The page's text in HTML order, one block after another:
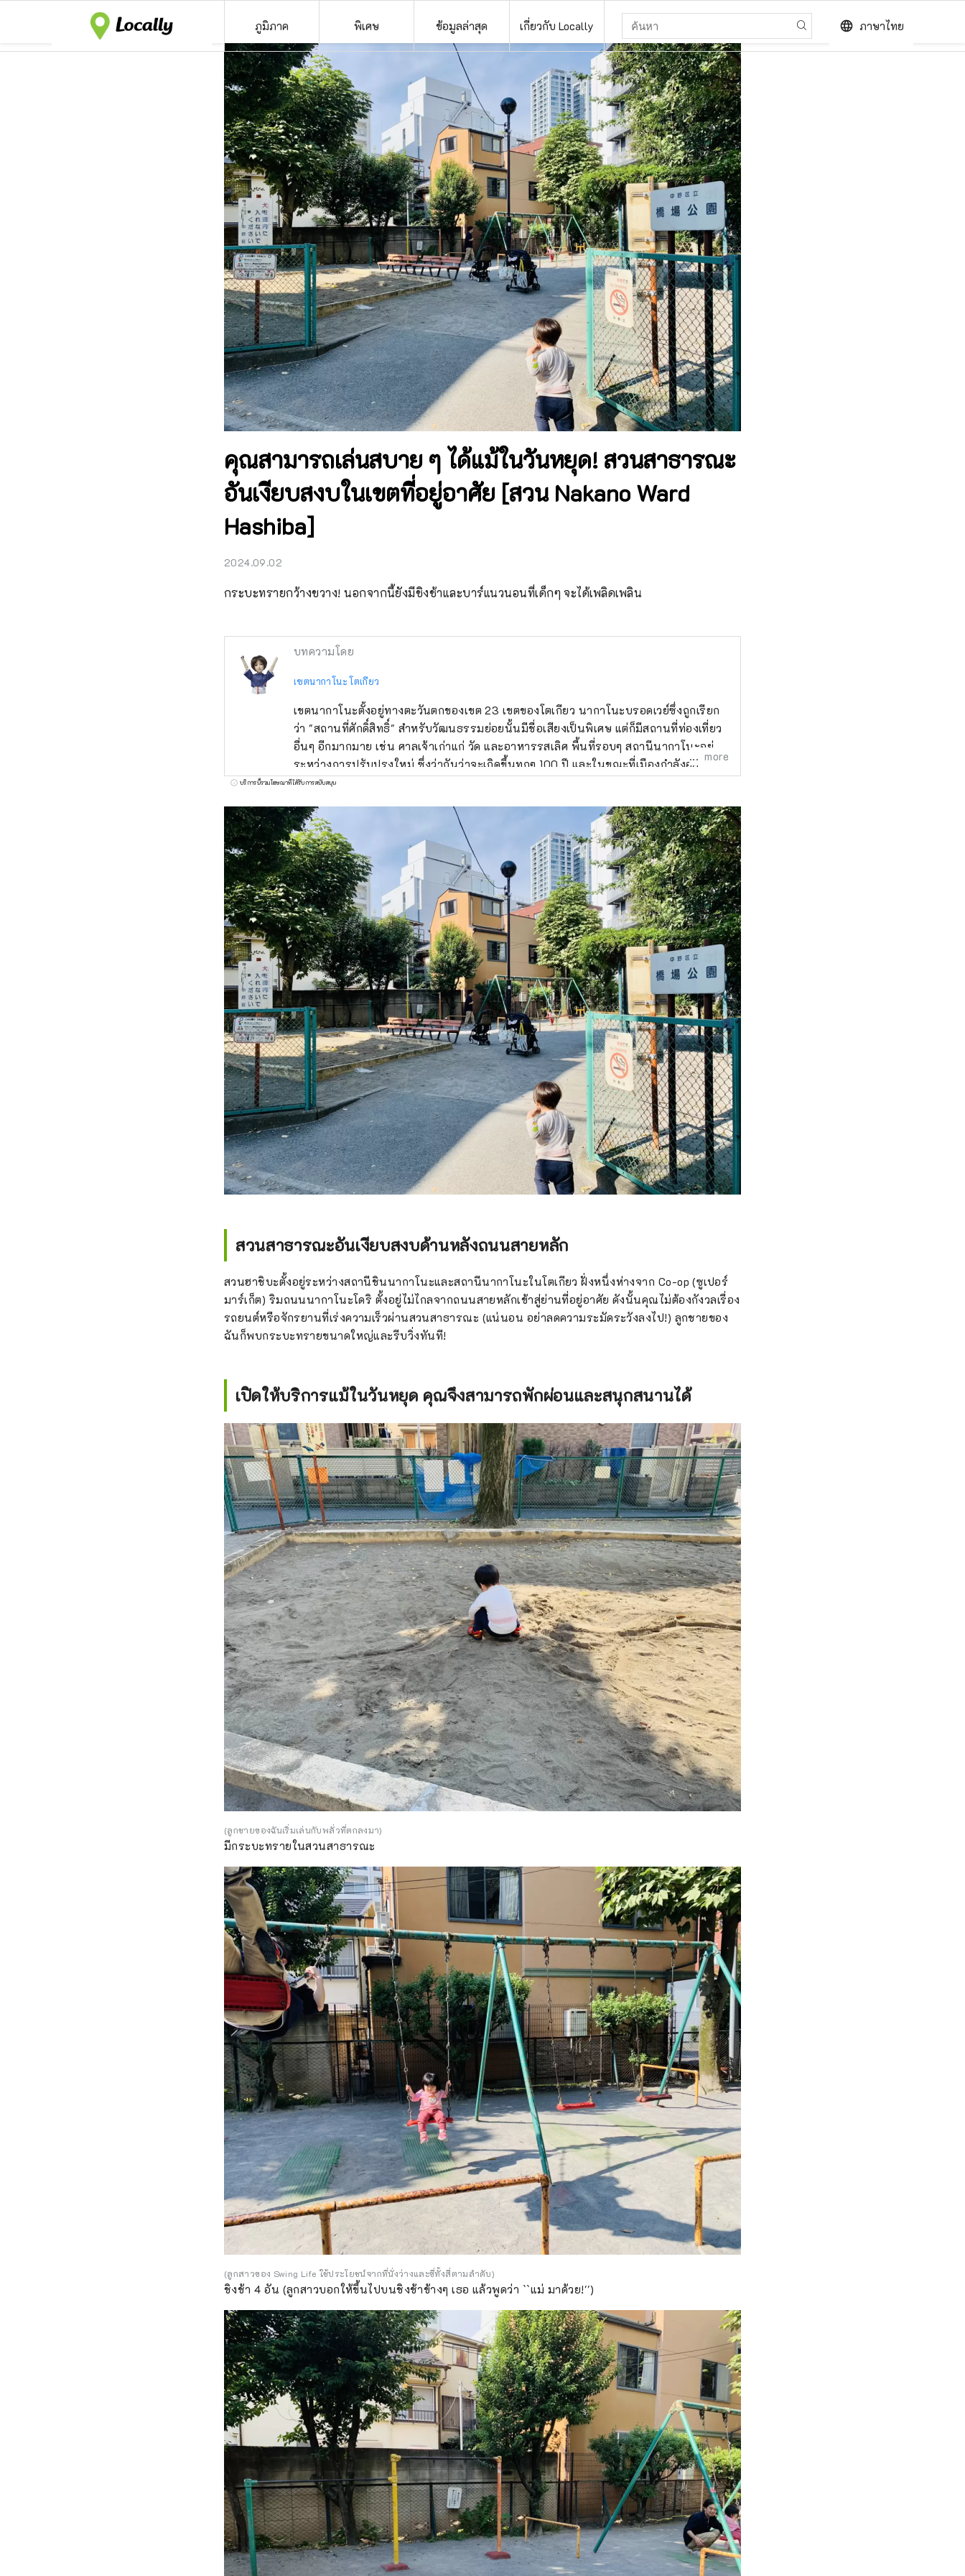
ภูมิภาค พิเศษ ข้อมูลล่าสุด เกี่ยวกับ Locally language ภาษาไทย
คุณสามารถเล่นสบาย ๆ ได้แม้ในวันหยุด! สวนสาธารณะ
อันเงียบสงบในเขตที่อยู่อาศัย [สวน Nakano Ward
Hashiba]
2024.09.02
กระบะทรายกว้างขวาง! นอกจากนี้ยังมีชิงช้าและบาร์แนวนอนที่เด็กๆ จะได้เพลิดเพลิน
บทความโดย
เขตนากาโนะ โตเกียว
เขตนากาโนะตั้งอยู่ทางตะวันตกของเขต 23 เขตของโตเกียว นากาโนะบรอดเวย์ซึ่งถูกเรียก
ว่า "สถานที่ศักดิ์สิทธิ์" สำหรับวัฒนธรรมย่อยนั้นมีชื่อเสียงเป็นพิเศษ แต่ก็มีสถานที่ท่องเที่ยว
อื่นๆ อีกมากมาย เช่น ศาลเจ้าเก่าแก่ วัด และอาหารรสเลิศ พื้นที่รอบๆ สถานีนากาโนะอยู่
ระหว่างการปรับปรุงใหม่ ซึ่งว่ากันว่าจะเกิดขึ้นทุกๆ 100 ปี และในขณะที่เมืองกำลังอยู่
ระหว่างการเปลี่ยนแปลง เมืองนากาโนะก็มีหลายแง่มุม เช่น ถนนช้อปปิ้งที่คึกคักซึ่งเต็มไป
ประชากรประมาณ 17,000 คนจากประมาณ 120 ประเทศ
more
บริการนี้รวมโฆษณาที่ได้รับการสนับสนุน
สวนสาธารณะอันเงียบสงบด้านหลังถนนสายหลัก
สวนฮาชิบะตั้งอยู่ระหว่างสถานีชินนากาโนะและสถานีนากาโนะในโตเกียว ฝั่งหนึ่งห่างจาก Co-op (ซูเปอร์
มาร์เก็ต) ริมถนนนากาโนะโดริ ตั้งอยู่ไม่ไกลจากถนนสายหลักเข้าสู่ย่านที่อยู่อาศัย ดังนั้นคุณไม่ต้องกังวลเรื่อง
รถยนต์หรือจักรยานที่เร่งความเร็วผ่านสวนสาธารณะ (แน่นอน อย่าลดความระมัดระวังลงไป!) ลูกชายของ
ฉันก็พบกระบะทรายขนาดใหญ่และรีบวิ่งทันที!
เปิดให้บริการแม้ในวันหยุด คุณจึงสามารถพักผ่อนและสนุกสนานได้
(ลูกชายของฉันเริ่มเล่นกับพลั่วที่ตกลงมา)
มีกระบะทรายในสวนสาธารณะ
(ลูกสาวของ Swing Life ใช้ประโยชน์จากที่นั่งว่างและขี่ทั้งสี่ตามลำดับ)
ชิงช้า 4 อัน (ลูกสาวบอกให้ขึ้นไปบนชิงช้าข้างๆ เธอ แล้วพูดว่า ``แม่ มาด้วย!'')